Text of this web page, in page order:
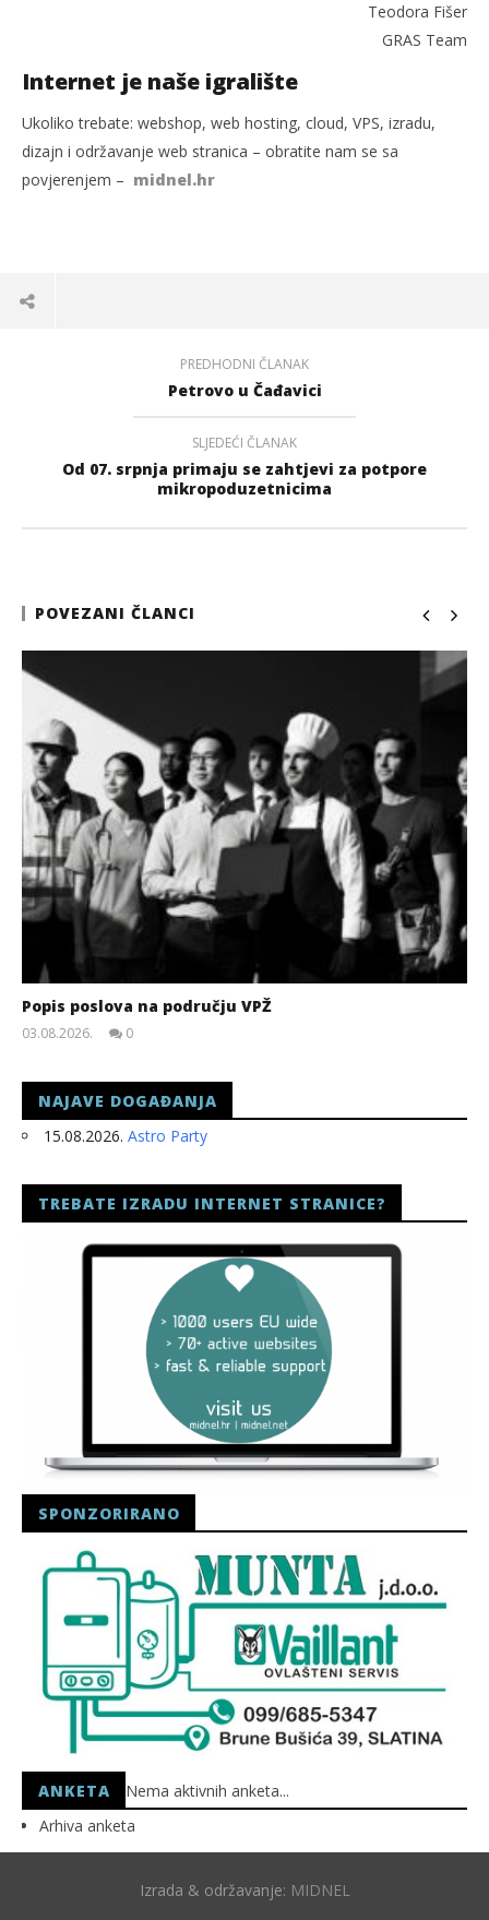
Teodora Fišer
GRAS Team
Internet je naše igralište
Ukoliko trebate: webshop, web hosting, cloud, VPS, izradu,
dizajn i održavanje web stranica – obratite nam se sa
povjerenjem – midnel.hr
PREDHODNI ČLANAK
Petrovo u Čađavici
SLJEDEĆI ČLANAK
Od 07. srpnja primaju se zahtjevi za potpore
mikropoduzetnicima
POVEZANI ČLANCI
Popis poslova na području VPŽ
03.08.2026.
0
NAJAVE DOGAĐANJA
15.08.2026. Astro Party
TREBATE IZRADU INTERNET STRANICE?
SPONZORIRANO
ANKETA
Nema aktivnih anketa...
Arhiva anketa
Izrada & održavanje: MIDNEL